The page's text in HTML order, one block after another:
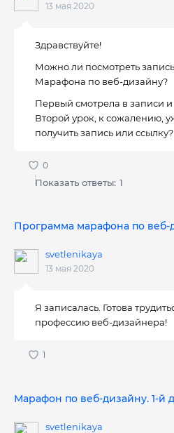
13 мая 2020
Здравствуйте!
Можно ли посмотреть
Марафона по веб-дизайну?
Первый смотрела в записи
Второй урок, к сожалению,
получить запись или ссылку?
Показать ответы: 1
Программа марафона по веб-
svetlenikaya
13 мая 2020
Я записалась. Готова
профессию веб-дизайнера!
Марафон по веб-дизайну. 1-й
svetlenikaya